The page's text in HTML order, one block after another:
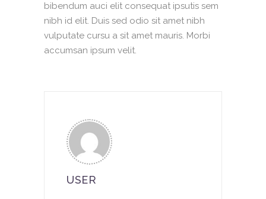
bibendum auci elit consequat ipsutis sem
nibh id elit. Duis sed odio sit amet nibh
vulputate cursu a sit amet mauris. Morbi
accumsan ipsum velit.
USER